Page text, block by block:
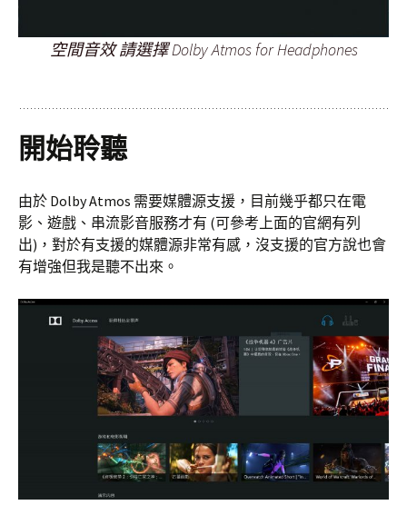
空間音效 請選擇 Dolby Atmos for Headphones
開始聆聽
由於 Dolby Atmos 需要媒體源支援，目前幾乎都只在電
影、遊戲、串流影音服務才有 (可參考上面的官網有列
出)，對於有支援的媒體源非常有感，沒支援的官方說也會
有增強但我是聽不出來。